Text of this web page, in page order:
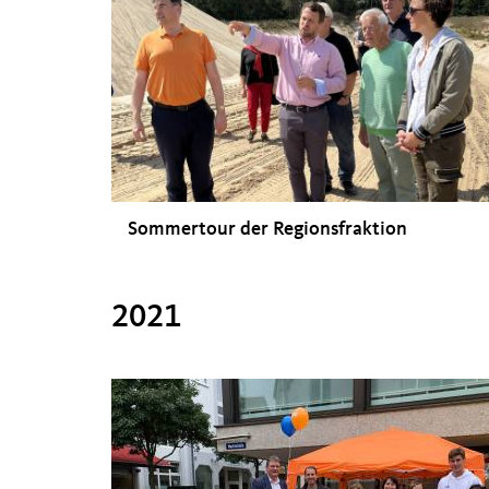
Sommertour der Regionsfraktion
2021